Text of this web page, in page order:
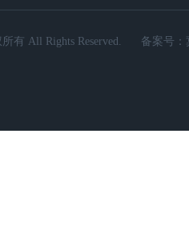
有 All Rights Reserved. 备案号：